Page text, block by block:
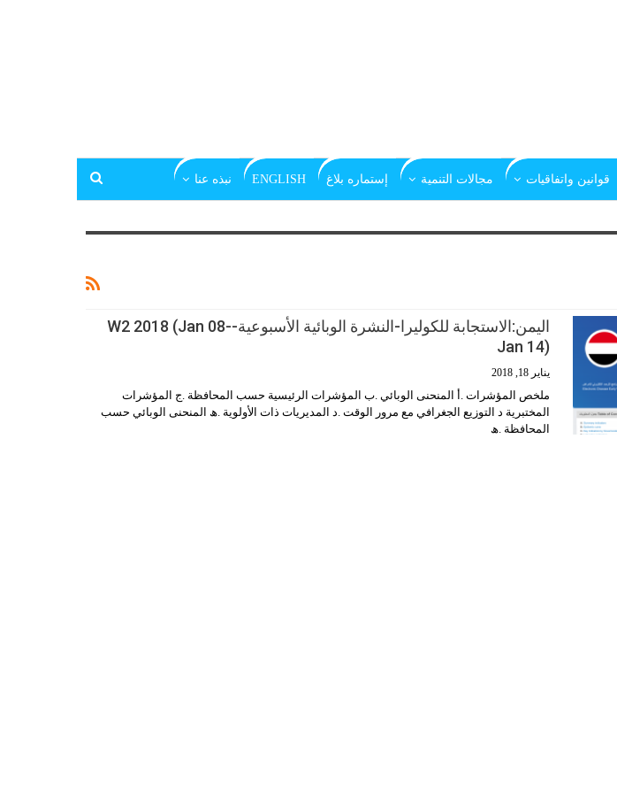
قوانين واتفاقيات مجالات التنمية إستماره بلاغ ENGLISH نبذه عنا
اليمن:الاستجابة للكولیرا-النشرة الوبائیة الأسبوعیة-W2 2018 (Jan 08-
Jan 14)
يناير 18, 2018
ملخص المؤشرات .أ المنحنى الوبائي .ب المؤشرات الرئیسیة حسب المحافظة .ج المؤشرات
المختبریة د التوزیع الجغرافي مع مرور الوقت .د المدیریات ذات الأولویة .ھ المنحنى الوبائي حسب
المحافظة .ھ